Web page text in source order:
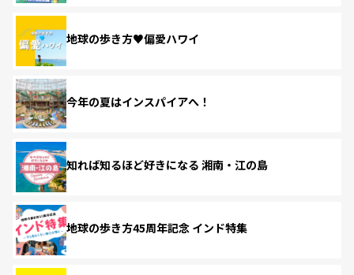
地球の歩き方♥偏愛ハワイ
今年の夏はインスパイアへ！
知れば知るほど好きになる 湘南・江の島
地球の歩き方45周年記念 インド特集